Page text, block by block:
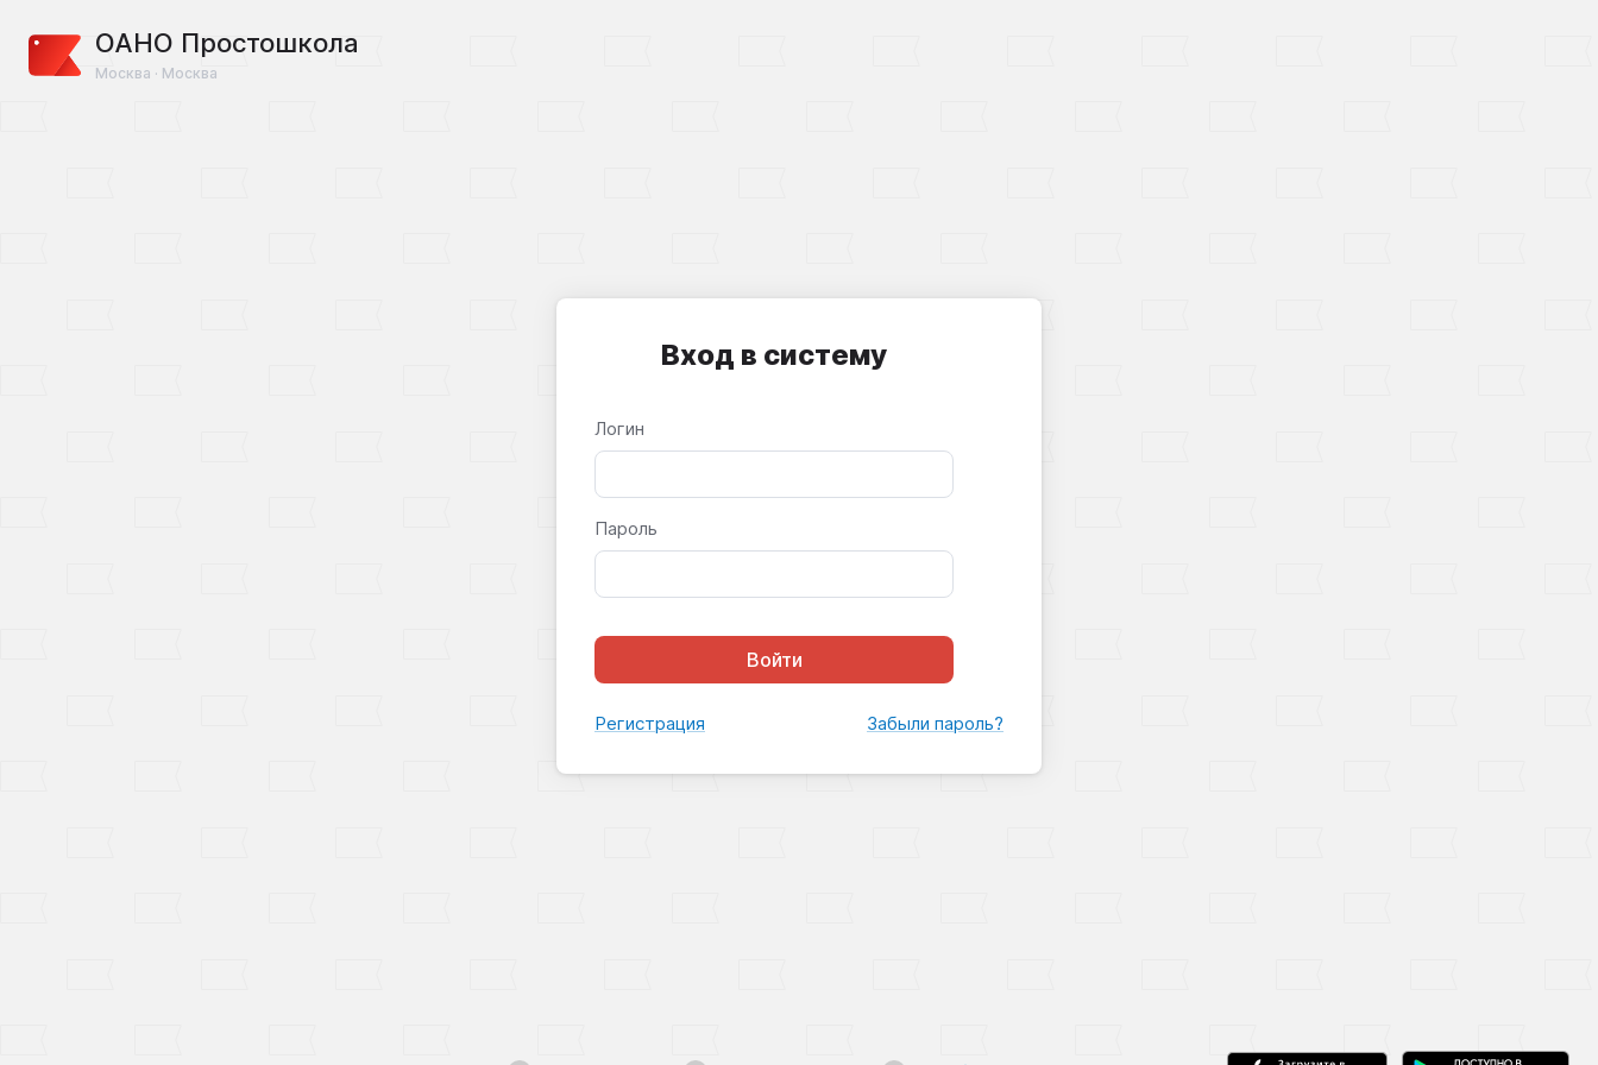
ОАНО Простошкола
Москва · Москва
Вход в систему
Логин
Пароль
Войти
Регистрация Забыли пароль?